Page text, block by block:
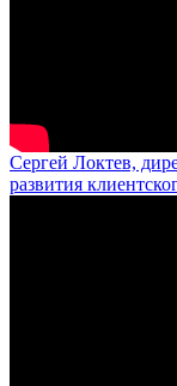
Сергей Локтев,
развития